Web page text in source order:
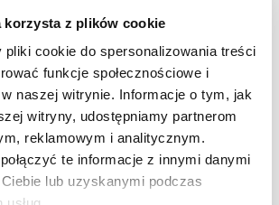
korzysta z plików cookie
cookie do spersonalizowania treści
funkcje społecznościowe i
naszej witrynie. Informacje o tym, jak
witryny, udostępniamy partnerom
reklamowym i analitycznym.
te informacje z innymi danymi
lub uzyskanymi podczas
100
6"
Kajak pneumatyczny
Tribord
100+ 3-osobowy
Decathlon Lublin
Czechów
60,00 zł /dzień